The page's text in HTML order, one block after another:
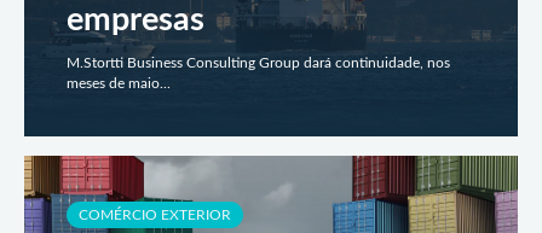
empresas
M.Stortti Business Consulting Group dará continuidade, nos
meses de maio...
COMÉRCIO EXTERIOR